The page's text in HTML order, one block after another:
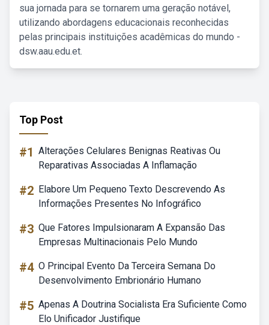
sua jornada para se tornarem uma geração notável,
utilizando abordagens educacionais reconhecidas
pelas principais instituições acadêmicas do mundo -
dsw.aau.edu.et.
Top Post
#1 Alterações Celulares Benignas Reativas Ou
Reparativas Associadas A Inflamação
#2 Elabore Um Pequeno Texto Descrevendo As
Informações Presentes No Infográfico
#3 Que Fatores Impulsionaram A Expansão Das
Empresas Multinacionais Pelo Mundo
#4 O Principal Evento Da Terceira Semana Do
Desenvolvimento Embrionário Humano
#5 Apenas A Doutrina Socialista Era Suficiente Como
Elo Unificador Justifique